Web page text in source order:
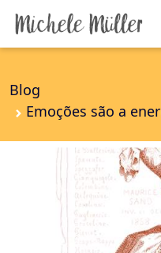
Blog
Emoções são a